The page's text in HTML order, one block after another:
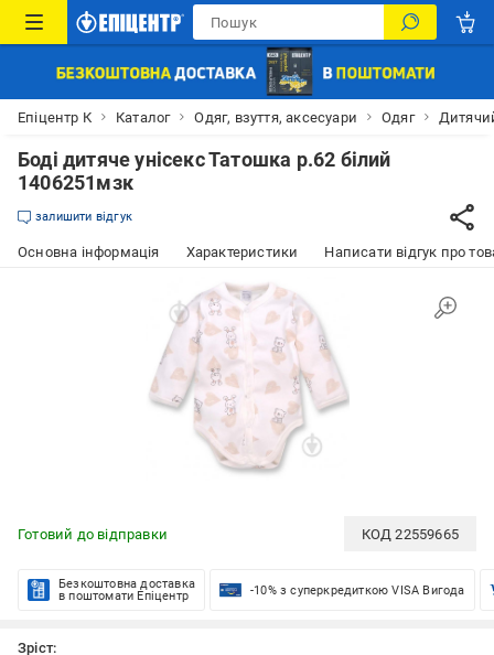
Епіцентр К Каталог Одяг, взуття, аксесуари Одяг
Боді дитяче унісекс Татошка р.62 білий
1406251мзк
залишити відгук
Основна інформація Характеристики Написати відгук про
Готовий до відправки КОД22559665
Безкоштовна доставка
в поштомати Епіцентр
-10% з суперкредиткою VISA Вигода
Зріст: